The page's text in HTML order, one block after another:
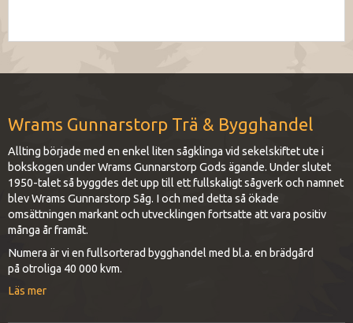
Wrams Gunnarstorp Trä & Bygghandel
Allting började med en enkel liten sågklinga vid sekelskiftet ute i
bokskogen under Wrams Gunnarstorp Gods ägande. Under slutet
1950-talet så byggdes det upp till ett fullskaligt sågverk och namnet
blev Wrams Gunnarstorp Såg. I och med detta så ökade
omsättningen markant och utvecklingen fortsatte att vara positiv
många år framåt.
Numera är vi en fullsorterad bygghandel med bl.a. en brädgård
på otroliga 40 000 kvm.
Läs mer